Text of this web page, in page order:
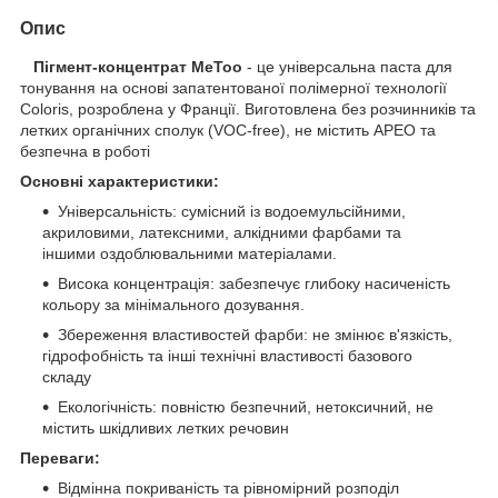
Опис
Пігмент-концентрат MeToo - це універсальна паста для
тонування на основі запатентованої полімерної технології
Coloris, розроблена у Франції. Виготовлена без розчинників та
летких органічних сполук (VOC-free), не містить APEO та
безпечна в роботі
Основні характеристики:
Універсальність: сумісний із водоемульсійними,
акриловими, латексними, алкідними фарбами та
іншими оздоблювальними матеріалами.
Висока концентрація: забезпечує глибоку насиченість
кольору за мінімального дозування.
Збереження властивостей фарби: не змінює в'язкість,
гідрофобність та інші технічні властивості базового
складу
Екологічність: повністю безпечний, нетоксичний, не
містить шкідливих летких речовин
Переваги:
Відмінна покриваність та рівномірний розподіл